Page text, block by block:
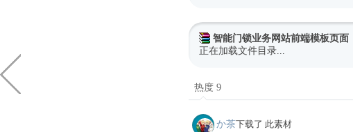
智能门锁业务网站前端模板页面
正在加载文件目录...
热度 9
か茶下载了 此素材